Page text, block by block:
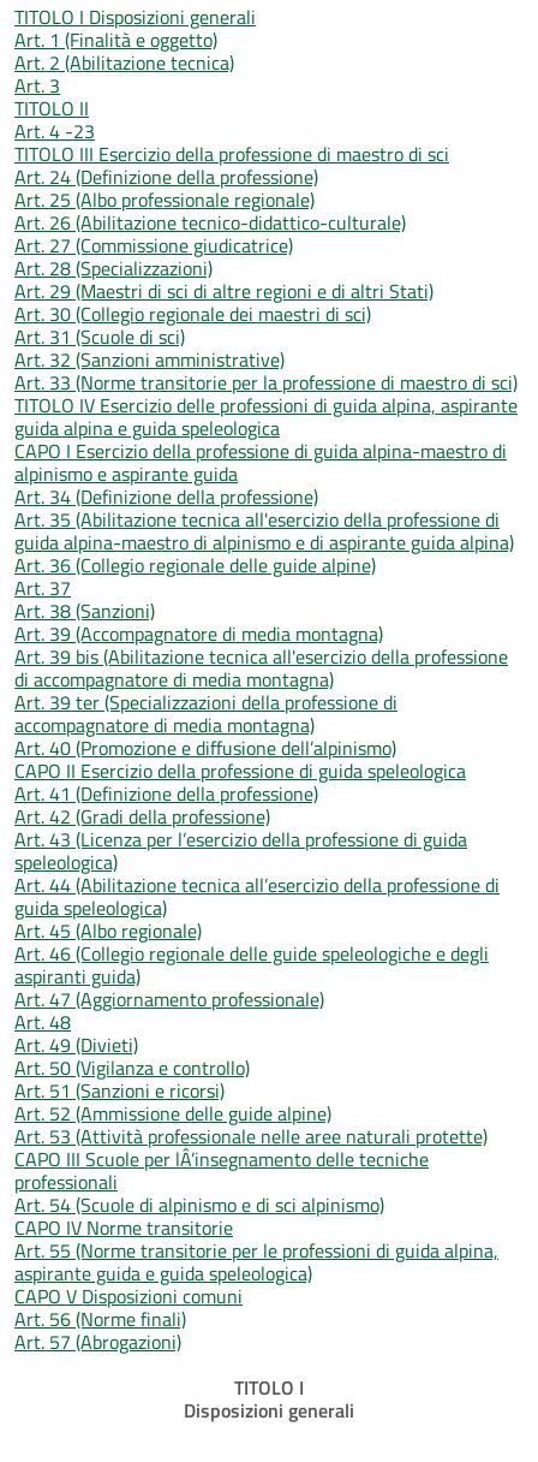
TITOLO I Disposizioni generali
Art. 1 (Finalità e oggetto)
Art. 2 (Abilitazione tecnica)
Art. 3
TITOLO II
Art. 4 -23
TITOLO III Esercizio della professione di maestro di sci
Art. 24 (Definizione della professione)
Art. 25 (Albo professionale regionale)
Art. 26 (Abilitazione tecnico-didattico-culturale)
Art. 27 (Commissione giudicatrice)
Art. 28 (Specializzazioni)
Art. 29 (Maestri di sci di altre regioni e di altri Stati)
Art. 30 (Collegio regionale dei maestri di sci)
Art. 31 (Scuole di sci)
Art. 32 (Sanzioni amministrative)
Art. 33 (Norme transitorie per la professione di maestro di sci)
TITOLO IV Esercizio delle professioni di guida alpina, aspirante
guida alpina e guida speleologica
CAPO I Esercizio della professione di guida alpina-maestro di
alpinismo e aspirante guida
Art. 34 (Definizione della professione)
Art. 35 (Abilitazione tecnica all'esercizio della professione di
guida alpina-maestro di alpinismo e di aspirante guida alpina)
Art. 36 (Collegio regionale delle guide alpine)
Art. 37
Art. 38 (Sanzioni)
Art. 39 (Accompagnatore di media montagna)
Art. 39 bis (Abilitazione tecnica all'esercizio della professione
di accompagnatore di media montagna)
Art. 39 ter (Specializzazioni della professione di
accompagnatore di media montagna)
Art. 40 (Promozione e diffusione dell’alpinismo)
CAPO II Esercizio della professione di guida speleologica
Art. 41 (Definizione della professione)
Art. 42 (Gradi della professione)
Art. 43 (Licenza per l’esercizio della professione di guida
speleologica)
Art. 44 (Abilitazione tecnica all’esercizio della professione di
guida speleologica)
Art. 45 (Albo regionale)
Art. 46 (Collegio regionale delle guide speleologiche e degli
aspiranti guida)
Art. 47 (Aggiornamento professionale)
Art. 48
Art. 49 (Divieti)
Art. 50 (Vigilanza e controllo)
Art. 51 (Sanzioni e ricorsi)
Art. 52 (Ammissione delle guide alpine)
Art. 53 (Attività professionale nelle aree naturali protette)
CAPO III Scuole per lÂ’insegnamento delle tecniche
professionali
Art. 54 (Scuole di alpinismo e di sci alpinismo)
CAPO IV Norme transitorie
Art. 55 (Norme transitorie per le professioni di guida alpina,
aspirante guida e guida speleologica)
CAPO V Disposizioni comuni
Art. 56 (Norme finali)
Art. 57 (Abrogazioni)
TITOLO I
Disposizioni generali